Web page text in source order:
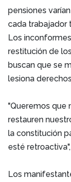
pensiones
cada trabajador
Los
restitución de
buscan que se
lesiona
"Queremos que
restauren
la constitución
esté
Los